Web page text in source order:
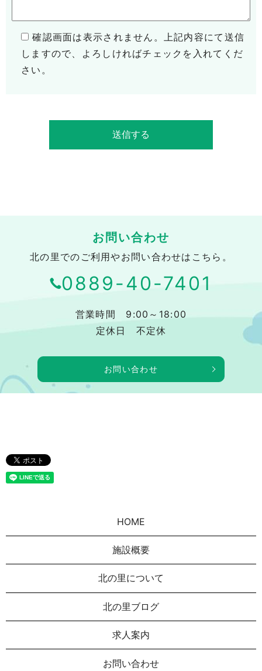
確認画面は表示されません。上記内容にて送信
しますので、よろしければチェックを入れてくだ
さい。
お問い合わせ
北の里でのご利用やお問い合わせはこちら。
0889-40-7401
営業時間 9:00～18:00
定休日 不定休
お問い合わせ
HOME
施設概要
北の里について
北の里ブログ
求人案内
お問い合わせ